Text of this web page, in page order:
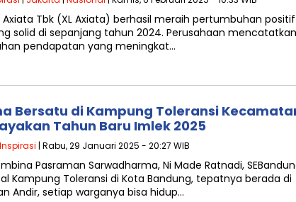
Axiata Tbk (XL Axiata) berhasil meraih pertumbuhan positif
solid di sepanjang tahun 2024. Perusahaan mencatatkan
pendapatan yang meningkat…
Bersatu di Kampung Toleransi
Tahun Baru Imlek 2025
Inspirasi | Rabu, 29 Januari 2025 - 20:27 WIB
Pasraman Sarwadharma, Ni Made Ratnadi,
Kampung Toleransi di Kota Bandung, tepatnya berada di
Andir, setiap warganya bisa hidup…